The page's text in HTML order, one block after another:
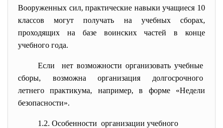
Вооруженных сил, практические навыки учащиеся 10
классов могут получать на учебных сборах,
проходящих на базе воинских частей в конце
учебного года.
Если нет возможности организовать учебные
сборы, возможна организация долгосрочного
летнего практикума, например, в форме «Недели
безопасности».
1.2. Особенности организации учебного